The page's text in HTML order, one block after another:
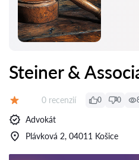
Steiner &
Recenzií:
0 recenzií 0 0
Advokát
Plávková 2, 04011 Košice